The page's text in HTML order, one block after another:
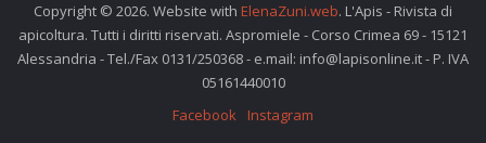
Copyright © 2026. Website with ElenaZuni.web. L'Apis - Rivista di
apicoltura. Tutti i diritti riservati. Aspromiele - Corso Crimea 69 - 15121
Alessandria - Tel./Fax 0131/250368 - e.mail: info@lapisonline.it - P. IVA
05161440010
Facebook
Instagram